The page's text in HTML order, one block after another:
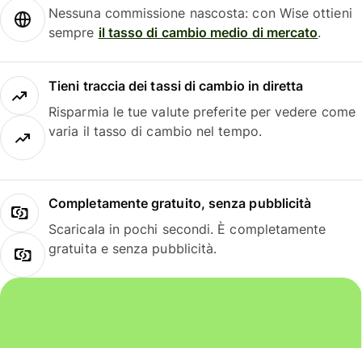
Nessuna commissione nascosta: con Wise ottieni
sempre il tasso di cambio medio di mercato.
Tieni traccia dei tassi di cambio in diretta
Risparmia le tue valute preferite per vedere come
varia il tasso di cambio nel tempo.
Completamente gratuito, senza pubblicità
Scaricala in pochi secondi. È completamente
gratuita e senza pubblicità.